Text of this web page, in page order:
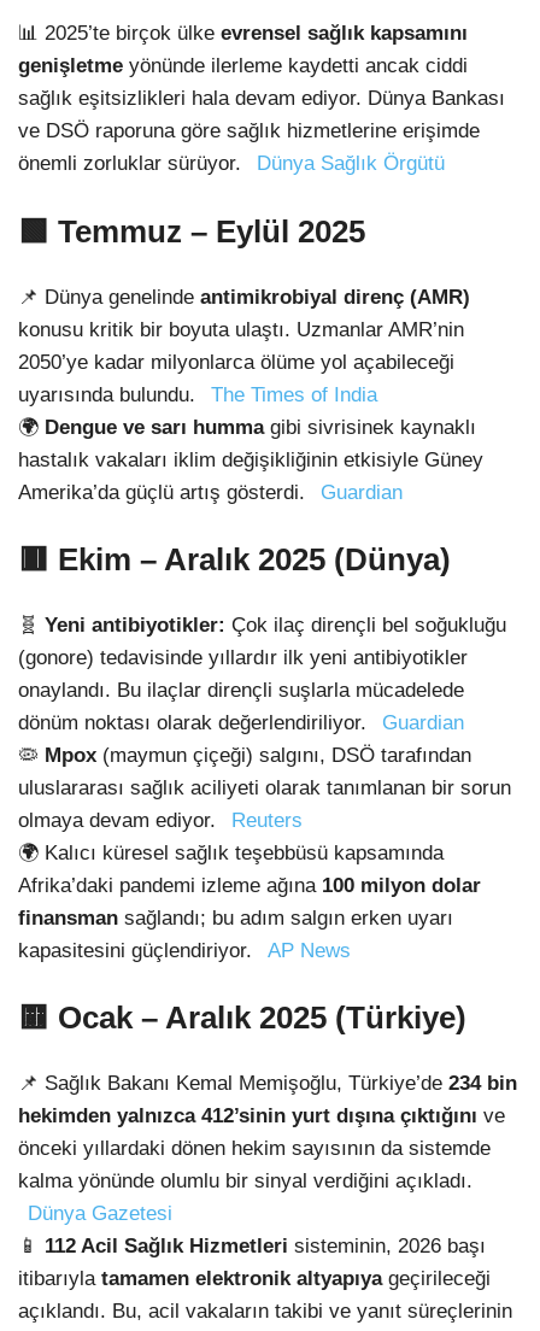
📊 2025’te birçok ülke evrensel sağlık kapsamını
genişletme yönünde ilerleme kaydetti ancak ciddi
sağlık eşitsizlikleri hala devam ediyor. Dünya Bankası
ve DSÖ raporuna göre sağlık hizmetlerine erişimde
önemli zorluklar sürüyor.
Dünya Sağlık Örgütü
Temmuz – Eylül 2025
📌 Dünya genelinde antimikrobiyal direnç (AMR)
konusu kritik bir boyuta ulaştı. Uzmanlar AMR’nin
2050’ye kadar milyonlarca ölüme yol açabileceği
uyarısında bulundu.
The Times of India
🌍 Dengue ve sarı hummagibi sivrisinek kaynaklı
hastalık vakaları iklim değişikliğinin etkisiyle Güney
Amerika’da güçlü artış gösterdi.
Guardian
🟥 Ekim – Aralık 2025 (Dünya)
🧬 Yeni antibiyotikler: Çok ilaç dirençli bel soğukluğu
(gonore) tedavisinde yıllardır ilk yeni antibiyotikler
onaylandı. Bu ilaçlar dirençli suşlarla mücadelede
dönüm noktası olarak değerlendiriliyor.
Guardian
🦠 Mpox (maymun çiçeği) salgını, DSÖ tarafından
uluslararası sağlık aciliyeti olarak tanımlanan bir sorun
olmaya devam ediyor.
Reuters
🌍 Kalıcı küresel sağlık teşebbüsü kapsamında
Afrika’daki pandemi izleme ağına 100 milyon dolar
finansman sağlandı; bu adım salgın erken uyarı
kapasitesini güçlendiriyor.
AP News
🟨 Ocak – Aralık 2025 (Türkiye)
📌 Sağlık Bakanı Kemal Memişoğlu, Türkiye’de 234 bin
hekimden yalnızca 412’sinin yurt dışına çıktığını ve
önceki yıllardaki dönen hekim sayısının da sistemde
kalma yönünde olumlu bir sinyal verdiğini açıkladı.
Dünya Gazetesi
📱 112 Acil Sağlık Hizmetleri sisteminin, 2026 başı
itibarıyla tamamen elektronik altyapıyageçirileceği
açıklandı. Bu, acil vakaların takibi ve yanıt süreçlerinin